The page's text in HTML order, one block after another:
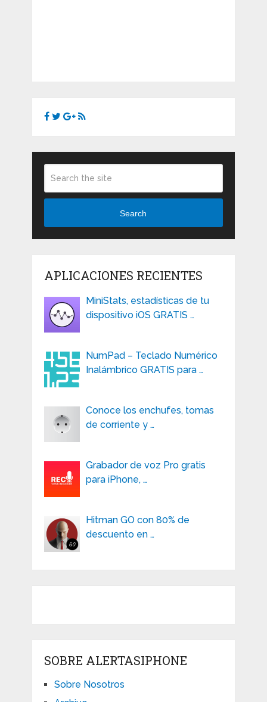
Search
APLICACIONES RECIENTES
MiniStats, estadísticas de tu
dispositivo iOS GRATIS …
NumPad – Teclado Numérico
Inalámbrico GRATIS para …
Conoce los enchufes, tomas
de corriente y …
Grabador de voz Pro gratis
para iPhone, …
Hitman GO con 80% de
descuento en …
SOBRE ALERTASIPHONE
Sobre Nosotros